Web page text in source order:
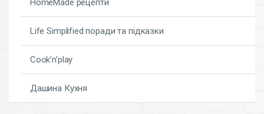
HomeMade рецепти
Life Simplified поради та підказки
Cook’n’play
Дашина Кухня